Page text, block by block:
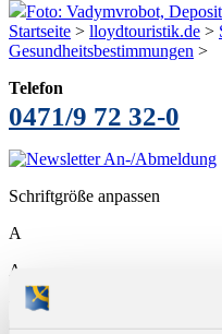
Foto: Vadymvrobot,
Startseite > lloydtouristik.de >
Gesundheitsbestimmungen >
Telefon
0471/9 72 32-0
Schriftgröße anpassen
A
A
Wohin möchten Sie reisen?